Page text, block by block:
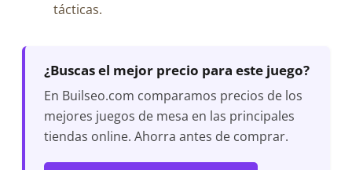
tácticas.
¿Buscas el mejor precio para este juego?
En Builseo.com comparamos precios de los
mejores juegos de mesa en las principales
tiendas online. Ahorra antes de comprar.